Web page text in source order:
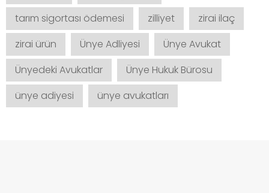
tarım sigortası ödemesi
zilliyet
zirai ilaç
zirai ürün
Ünye Adliyesi
Ünye Avukat
Ünyedeki Avukatlar
Ünye Hukuk Bürosu
ünye adiyesi
ünye avukatları